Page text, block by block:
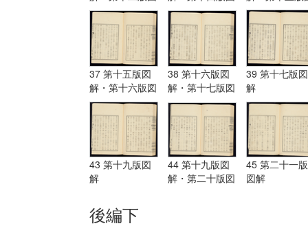
解・第十三版図
解
解
解
37 第十五版図
解・第十六版図
解
38 第十六版図
解・第十七版図
解
39 第十七版図
解
43 第十九版図
解
44 第十九版図
解・第二十版図
45 第二十一版
図解
後編下